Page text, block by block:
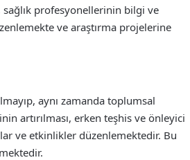
sağlık profesyonellerinin bilgi ve
ve araştırma projelerine
aynı zamanda toplumsal
artırılması, erken teşhis ve önleyici
ve etkinlikler düzenlemektedir. Bu